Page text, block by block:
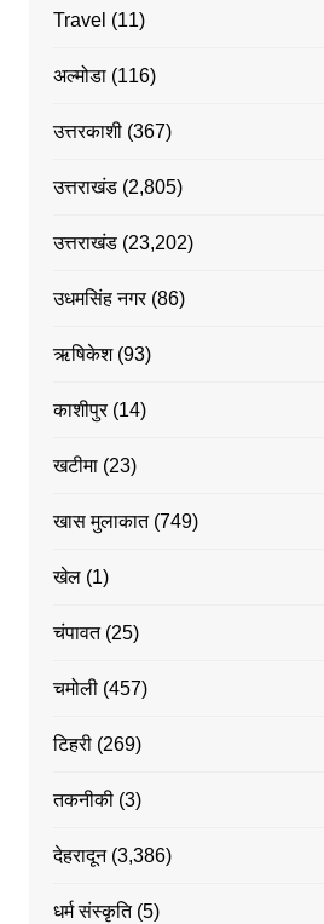
Travel (11)
अल्मोडा(116)
उत्तरकाशी(367)
उत्तराखंड(2,805)
उत्तराखंड(23,202)
उधमसिंह नगर(86)
ऋषिकेश(93)
काशीपुर(14)
खटीमा(23)
खास मुलाकात(749)
खेल(1)
चंपावत(25)
चमोली(457)
टिहरी(269)
तकनीकी(3)
देहरादून(3,386)
धर्म संस्कृति(5)